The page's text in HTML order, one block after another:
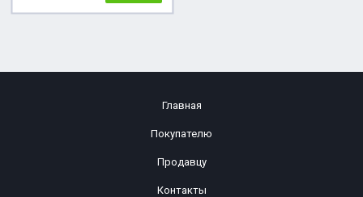
Главная
Покупателю
Продавцу
Контакты